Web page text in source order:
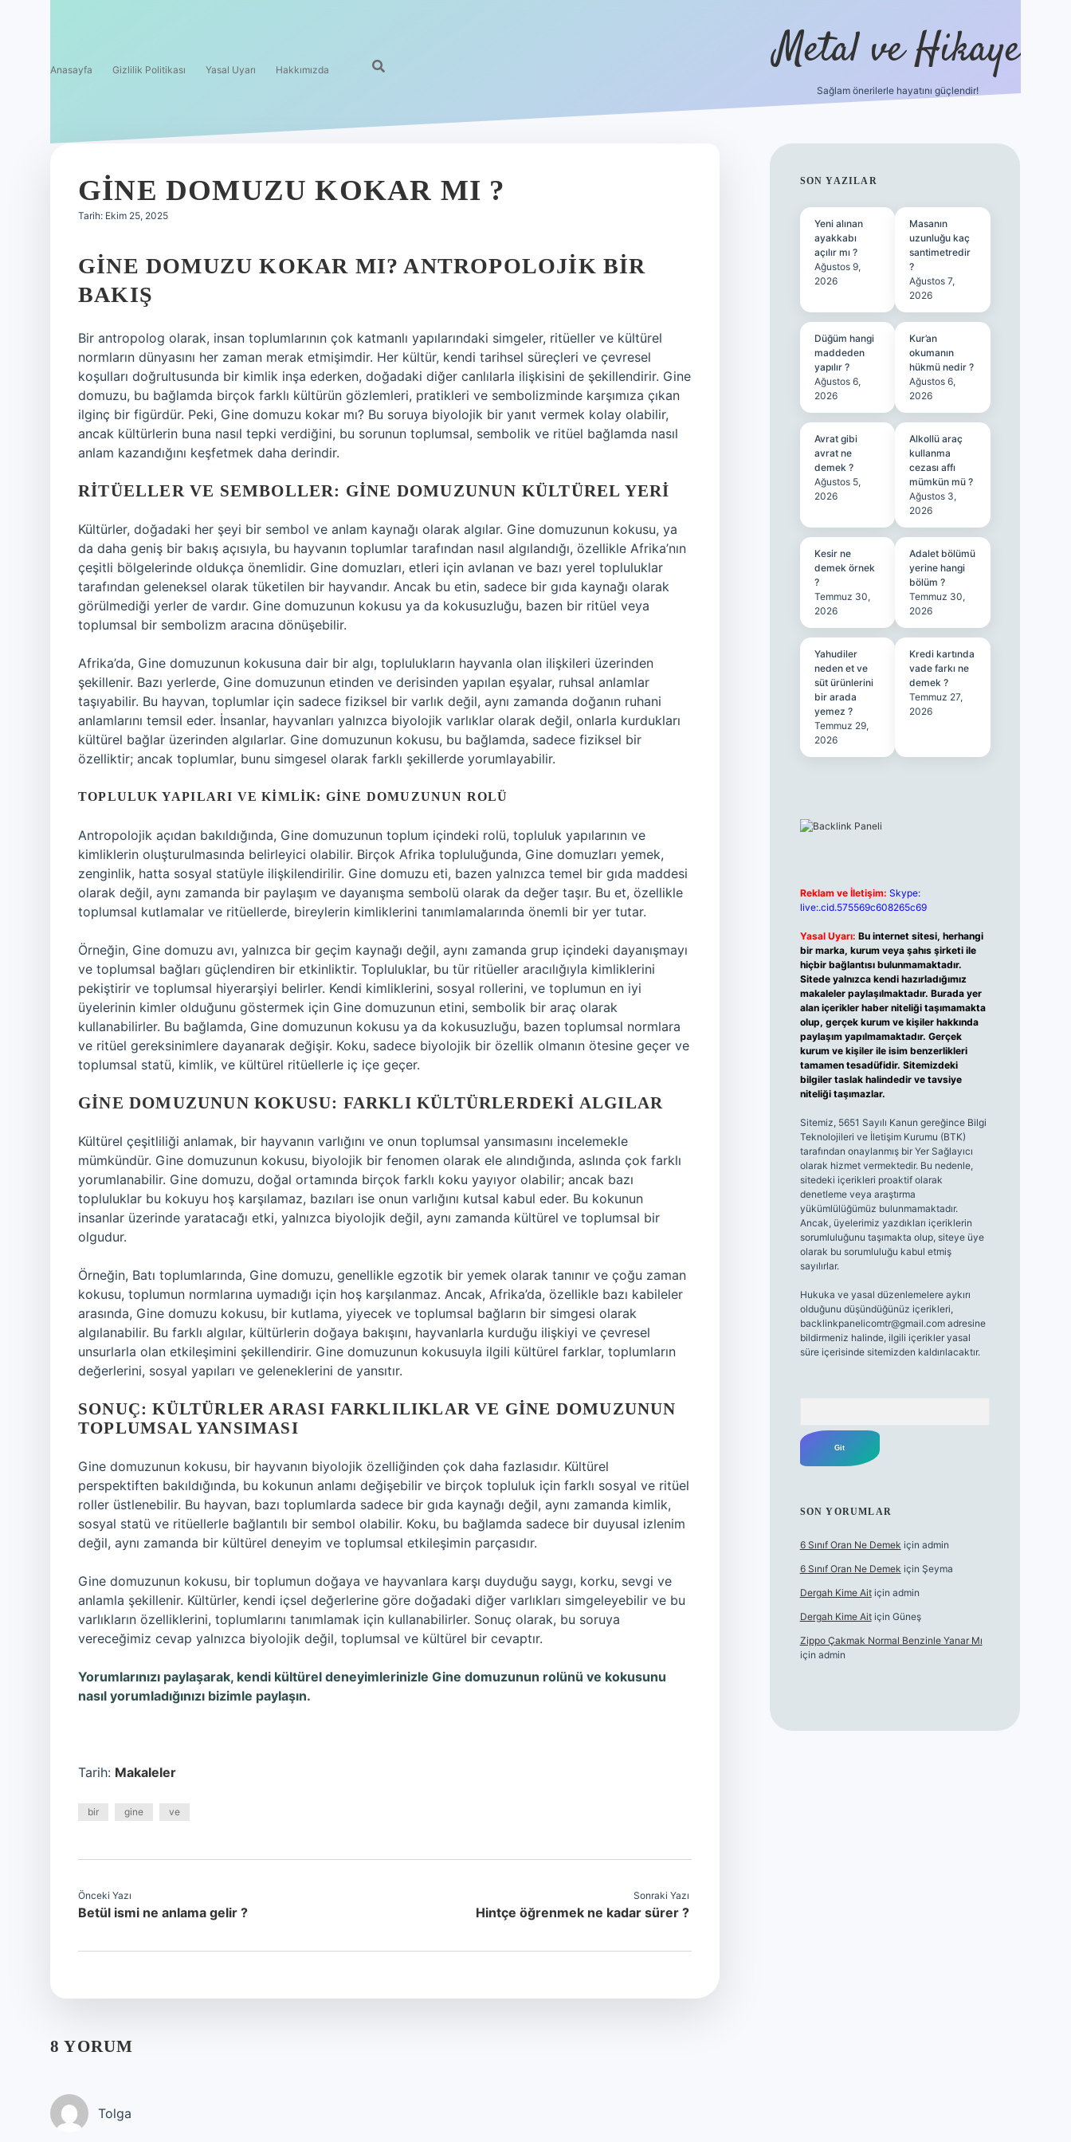
Anasayfa Gizlilik Politikası Yasal Uyarı Hakkımızda Metal ve Hikaye
Sağlam önerilerle hayatını güçlendir!
GINE DOMUZU KOKAR MI ?
Tarih: Ekim 25, 2025
GINE DOMUZU KOKAR MI? ANTROPOLOJIK BIR
BAKIŞ
Bir antropolog olarak, insan toplumlarının çok katmanlı yapılarındaki simgeler, ritüeller ve kültürel
normların dünyasını her zaman merak etmişimdir. Her kültür, kendi tarihsel süreçleri ve çevresel
koşulları doğrultusunda bir kimlik inşa ederken, doğadaki diğer canlılarla ilişkisini de şekillendirir. Gine
domuzu, bu bağlamda birçok farklı kültürün gözlemleri, pratikleri ve sembolizminde karşımıza çıkan
ilginç bir figürdür. Peki, Gine domuzu kokar mı? Bu soruya biyolojik bir yanıt vermek kolay olabilir,
ancak kültürlerin buna nasıl tepki verdiğini, bu sorunun toplumsal, sembolik ve ritüel bağlamda nasıl
anlam kazandığını keşfetmek daha derindir.
RITÜELLER VE SEMBOLLER: GINE DOMUZUNUN KÜLTÜREL YERI
Kültürler, doğadaki her şeyi bir sembol ve anlam kaynağı olarak algılar. Gine domuzunun kokusu, ya
da daha geniş bir bakış açısıyla, bu hayvanın toplumlar tarafından nasıl algılandığı, özellikle Afrika’nın
çeşitli bölgelerinde oldukça önemlidir. Gine domuzları, etleri için avlanan ve bazı yerel topluluklar
tarafından geleneksel olarak tüketilen bir hayvandır. Ancak bu etin, sadece bir gıda kaynağı olarak
görülmediği yerler de vardır. Gine domuzunun kokusu ya da kokusuzluğu, bazen bir ritüel veya
toplumsal bir sembolizm aracına dönüşebilir.
Afrika’da, Gine domuzunun kokusuna dair bir algı, toplulukların hayvanla olan ilişkileri üzerinden
şekillenir. Bazı yerlerde, Gine domuzunun etinden ve derisinden yapılan eşyalar, ruhsal anlamlar
taşıyabilir. Bu hayvan, toplumlar için sadece fiziksel bir varlık değil, aynı zamanda doğanın ruhani
anlamlarını temsil eder. İnsanlar, hayvanları yalnızca biyolojik varlıklar olarak değil, onlarla kurdukları
kültürel bağlar üzerinden algılarlar. Gine domuzunun kokusu, bu bağlamda, sadece fiziksel bir
özelliktir; ancak toplumlar, bunu simgesel olarak farklı şekillerde yorumlayabilir.
TOPLULUK YAPILARI VE KIMLIK: GINE DOMUZUNUN ROLÜ
Antropolojik açıdan bakıldığında, Gine domuzunun toplum içindeki rolü, topluluk yapılarının ve
kimliklerin oluşturulmasında belirleyici olabilir. Birçok Afrika topluluğunda, Gine domuzları yemek,
zenginlik, hatta sosyal statüyle ilişkilendirilir. Gine domuzu eti, bazen yalnızca temel bir gıda maddesi
olarak değil, aynı zamanda bir paylaşım ve dayanışma sembolü olarak da değer taşır. Bu et, özellikle
toplumsal kutlamalar ve ritüellerde, bireylerin kimliklerini tanımlamalarında önemli bir yer tutar.
Örneğin, Gine domuzu avı, yalnızca bir geçim kaynağı değil, aynı zamanda grup içindeki dayanışmayı
ve toplumsal bağları güçlendiren bir etkinliktir. Topluluklar, bu tür ritüeller aracılığıyla kimliklerini
pekiştirir ve toplumsal hiyerarşiyi belirler. Kendi kimliklerini, sosyal rollerini, ve toplumun en iyi
üyelerinin kimler olduğunu göstermek için Gine domuzunun etini, sembolik bir araç olarak
kullanabilirler. Bu bağlamda, Gine domuzunun kokusu ya da kokusuzluğu, bazen toplumsal normlara
ve ritüel gereksinimlere dayanarak değişir. Koku, sadece biyolojik bir özellik olmanın ötesine geçer ve
toplumsal statü, kimlik, ve kültürel ritüellerle iç içe geçer.
GINE DOMUZUNUN KOKUSU: FARKLI KÜLTÜRLERDEKI ALGILAR
Kültürel çeşitliliği anlamak, bir hayvanın varlığını ve onun toplumsal yansımasını incelemekle
mümkündür. Gine domuzunun kokusu, biyolojik bir fenomen olarak ele alındığında, aslında çok farklı
yorumlanabilir. Gine domuzu, doğal ortamında birçok farklı koku yayıyor olabilir; ancak bazı
topluluklar bu kokuyu hoş karşılamaz, bazıları ise onun varlığını kutsal kabul eder. Bu kokunun
insanlar üzerinde yaratacağı etki, yalnızca biyolojik değil, aynı zamanda kültürel ve toplumsal bir
olgudur.
Örneğin, Batı toplumlarında, Gine domuzu, genellikle egzotik bir yemek olarak tanınır ve çoğu zaman
kokusu, toplumun normlarına uymadığı için hoş karşılanmaz. Ancak, Afrika’da, özellikle bazı kabileler
arasında, Gine domuzu kokusu, bir kutlama, yiyecek ve toplumsal bağların bir simgesi olarak
algılanabilir. Bu farklı algılar, kültürlerin doğaya bakışını, hayvanlarla kurduğu ilişkiyi ve çevresel
unsurlarla olan etkileşimini şekillendirir. Gine domuzunun kokusuyla ilgili kültürel farklar, toplumların
değerlerini, sosyal yapıları ve geleneklerini de yansıtır.
SONUÇ: KÜLTÜRLER ARASI FARKLILIKLAR VE GINE DOMUZUNUN
TOPLUMSAL YANSIMASI
Gine domuzunun kokusu, bir hayvanın biyolojik özelliğinden çok daha fazlasıdır. Kültürel
perspektiften bakıldığında, bu kokunun anlamı değişebilir ve birçok topluluk için farklı sosyal ve ritüel
roller üstlenebilir. Bu hayvan, bazı toplumlarda sadece bir gıda kaynağı değil, aynı zamanda kimlik,
sosyal statü ve ritüellerle bağlantılı bir sembol olabilir. Koku, bu bağlamda sadece bir duyusal izlenim
değil, aynı zamanda bir kültürel deneyim ve toplumsal etkileşimin parçasıdır.
Gine domuzunun kokusu, bir toplumun doğaya ve hayvanlara karşı duyduğu saygı, korku, sevgi ve
anlamla şekillenir. Kültürler, kendi içsel değerlerine göre doğadaki diğer varlıkları simgeleyebilir ve bu
varlıkların özelliklerini, toplumlarını tanımlamak için kullanabilirler. Sonuç olarak, bu soruya
vereceğimiz cevap yalnızca biyolojik değil, toplumsal ve kültürel bir cevaptır.
Yorumlarınızı paylaşarak, kendi kültürel deneyimlerinizle Gine domuzunun rolünü ve kokusunu
nasıl yorumladığınızı bizimle paylaşın.
Tarih: Makaleler
bir gine ve
Önceki Yazı
Betül ismi ne anlama gelir ?
Sonraki Yazı
Hintçe öğrenmek ne kadar sürer ?
8 YORUM
Tolga
SIDEBAR
SON YAZILAR
Yeni alınan
ayakkabı
açılır mı ?
Ağustos 9,
2026
Masanın
uzunluğu kaç
santimetredir
?
Ağustos 7,
2026
Düğüm hangi
maddeden
yapılır ?
Ağustos 6,
2026
Kur’an
okumanın
hükmü nedir ?
Ağustos 6,
2026
Avrat gibi
avrat ne
demek ?
Ağustos 5,
2026
Alkollü araç
kullanma
cezası affı
mümkün mü ?
Ağustos 3,
2026
Kesir ne
demek örnek
?
Temmuz 30,
2026
Adalet bölümü
yerine hangi
bölüm ?
Temmuz 30,
2026
Yahudiler
neden et ve
süt ürünlerini
bir arada
yemez ?
Temmuz 29,
2026
Kredi kartında
vade farkı ne
demek ?
Temmuz 27,
2026
Reklam ve İletişim: Skype:
live:.cid.575569c608265c69
Yasal Uyarı: Bu internet sitesi, herhangi
bir marka, kurum veya şahıs şirketi ile
hiçbir bağlantısı bulunmamaktadır.
Sitede yalnızca kendi hazırladığımız
makaleler paylaşılmaktadır. Burada yer
alan içerikler haber niteliği taşımamakta
olup, gerçek kurum ve kişiler hakkında
paylaşım yapılmamaktadır. Gerçek
kurum ve kişiler ile isim benzerlikleri
tamamen tesadüfidir. Sitemizdeki
bilgiler taslak halindedir ve tavsiye
niteliği taşımazlar.
Sitemiz, 5651 Sayılı Kanun gereğince Bilgi
Teknolojileri ve İletişim Kurumu (BTK)
tarafından onaylanmış bir Yer Sağlayıcı
olarak hizmet vermektedir. Bu nedenle,
sitedeki içerikleri proaktif olarak
denetleme veya araştırma
yükümlülüğümüz bulunmamaktadır.
Ancak, üyelerimiz yazdıkları içeriklerin
sorumluluğunu taşımakta olup, siteye üye
olarak bu sorumluluğu kabul etmiş
sayılırlar.
Hukuka ve yasal düzenlemelere aykırı
olduğunu düşündüğünüz içerikleri,
backlinkpanelicomtr@gmail.comadresine
bildirmeniz halinde, ilgili içerikler yasal
süre içerisinde sitemizden kaldırılacaktır.
SON YORUMLAR
6 Sınıf Oran Ne Demek için admin
6 Sınıf Oran Ne Demek için Şeyma
Dergah Kime Aitiçin admin
Dergah Kime Aitiçin Güneş
Zippo Çakmak Normal Benzinle Yanar Mı
için admin
https://betci.co/famecasino güncel giriş vdcasino güncel giriş